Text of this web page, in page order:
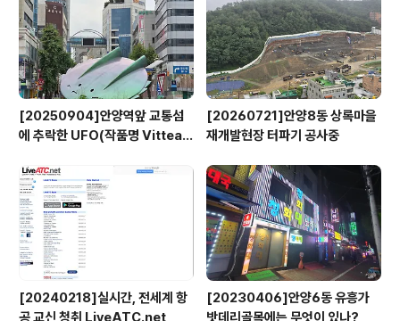
[20250904]안양역앞 교통섬
에 추락한 UFO(작품명 Vitteau
[20260721]안양8동 상록마을
재개발현장 터파기 공사중
[20240218]실시간, 전세계 항
공 교신 청취 LiveATC.net
[20230406]안양6동 유흥가
밧데리골목에는 무엇이 있나?